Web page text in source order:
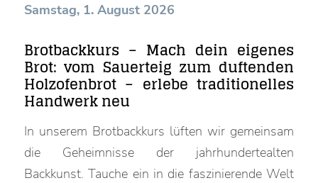
Samstag, 1. August 2026
Brotbackkurs – Mach dein eigenes
Brot: vom Sauerteig zum duftenden
Holzofenbrot – erlebe traditionelles
Handwerk neu
In unserem Brotbackkurs lüften wir gemeinsam
die Geheimnisse der jahrhundertealten
Backkunst. Tauche ein in die faszinierende Welt